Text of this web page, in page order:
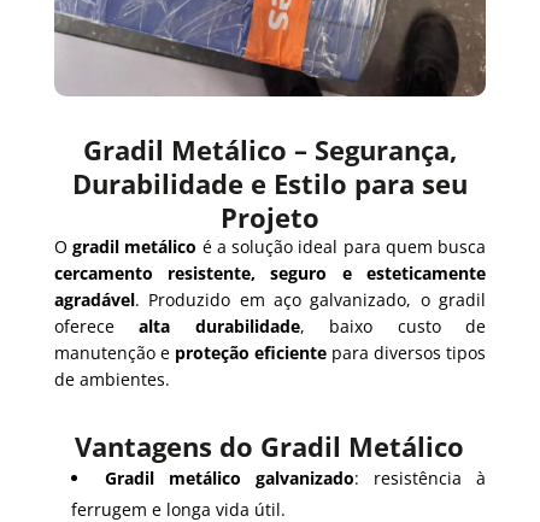
Gradil Metálico – Segurança,
Durabilidade e Estilo para seu
Projeto
Ogradil metálico é a solução ideal para quem busca
cercamento resistente, seguro e esteticamente
agradável. Produzido em aço galvanizado, o gradil
oferecealta durabilidade, baixo custo de
manutenção e proteção eficiente para diversos tipos
de ambientes.
Vantagens do Gradil Metálico
Gradil metálico galvanizado: resistência à
ferrugem e longa vida útil.